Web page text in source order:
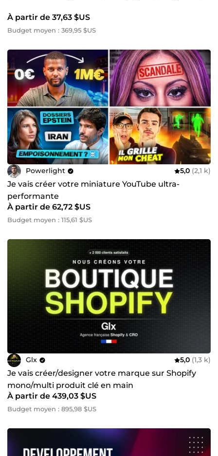
À partir de 37,63 $US
Budget moyen : 369,95 $US
Powerlight 5,0 (2,1 k)
Je vais créer votre miniature YouTube ultra-
performante
À partir de 62,72 $US
Budget moyen : 115,61 $US
Glx 5,0 (1,3 k)
Je vais créer/designer votre marque sur Shopify
mono/multi produit clé en main
À partir de 439,03 $US
Budget moyen : 895,98 $US